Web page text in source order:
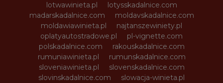
lotwawinieta.pl
lotysskadalnice.com
madarskadalnice.com
moldavskadalnice.com
moldawiawinieta.pl
najtanszewiniety.pl
oplatyautostradowe.pl
pl-vignette.com
polskadalnice.com
rakouskadalnice.com
rumuniawinieta.pl
rumunskadalnice.com
sloveniawinieta.pl
slovenskadalnice.com
slovinskadalnice.com
slowacja-winieta.pl